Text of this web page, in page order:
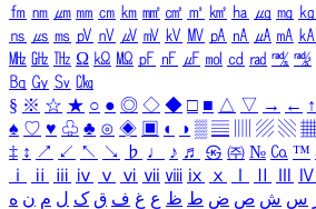
㎙ ㎚ ㎛ ㎜ ㎝ ㎞ ㎟ ㎠ ㎡ ㎢ ㏊ ㎍ ㎎ ㎏
㎱ ㎲ ㎳ ㎴ ㎵ ㎶ ㎷ ㎸ ㎹ ㎀ ㎁ ㎂ ㎃ ㎄
㎒ ㎓ ㎔ Ω ㏀ ㏁ ㎊ ㎋ ㎌ ㏖ ㏅ ㎭ ㎮ ㎯
㏃ ㏉ ㏜ ㏆
§ ※ ☆ ★ ○ ● ◎ ◇ ◆ □ ■ △ ▽ → ← ↑
♠ ♡ ♥ ♧ ♣ ⊙ ◈ ▣ ◐ ◑ ▒ ▤ ▨ ▧
‡ ↕ ↗ ↙ ↖ ↘ ♭ ♩ ♪ ♬ ㉿ ㈜ № ㏇ ™
ⅰ
ⅱ ⅲ ⅳ ⅴ ⅵ ⅶ ⅷ ⅸ ⅹ Ⅳ
س ش ص ض ط ظ ع غ ف ق ک ل م ن ه